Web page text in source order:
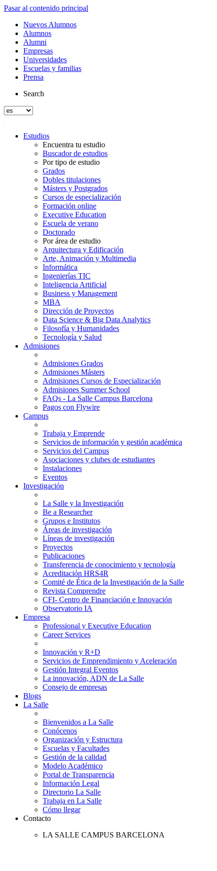
Pasar al contenido principal
Nuevos Alumnos
Alumnos
Alumni
Empresas
Universidades
Escuelas y familias
Prensa
Search
Estudios
Encuentra tu estudio
Buscador de estudios
Por tipo de estudio
Grados
Dobles titulaciones
Másters y Postgrados
Cursos de especialización
Formación online
Executive Education
Escuela de verano
Doctorado
Por área de estudio
Arquitectura y Edificación
Arte, Animación y Multimedia
Informática
Ingenierías TIC
Inteligencia Artificial
Business y Management
MBA
Dirección de Proyectos
Data Science & Big Data Analytics
Filosofía y Humanidades
Tecnología y Salud
Admisiones
Admisiones Grados
Admisiones Másters
Admisiones Cursos de Especialización
Admisiones Summer School
FAQs - La Salle Campus Barcelona
Pagos con Flywire
Campus
Trabaja y Emprende
Servicios de información y gestión académica
Servicios del Campus
Asociaciones y clubes de estudiantes
Instalaciones
Eventos
Investigación
La Salle y la Investigación
Be a Researcher
Grupos e Institutos
Áreas de investigación
Líneas de investigación
Proyectos
Publicaciones
Transferencia de conocimiento y tecnología
Acreditación HRS4R
Comité de Ética de la Investigación de la Salle
Revista Comprendre
CFI- Centro de Financiación e Innovación
Observatorio IA
Empresa
Professional y Executive Education
Career Services
Innovación y R+D
Servicios de Emprendimiento y Aceleración
Gestión Integral Eventos
La innovación, ADN de La Salle
Consejo de empresas
Blogs
La Salle
Bienvenidos a La Salle
Conócenos
Organización y Estructura
Escuelas y Facultades
Gestión de la calidad
Modelo Académico
Portal de Transparencia
Información Legal
Directorio La Salle
Trabaja en La Salle
Cómo llegar
Contacto
LA SALLE CAMPUS BARCELONA